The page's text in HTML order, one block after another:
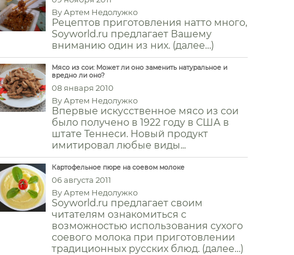
By Артем Недолужко
Рецептов приготовления натто много,
Soyworld.ru предлагает Вашему
вниманию один из них. (далее…)
Мясо из сои: Может ли оно заменить натуральное и
вредно ли оно?
08 января 2010
By Артем Недолужко
Впервые искусственное мясо из сои
было получено в 1922 году в США в
штате Теннеси. Новый продукт
имитировал любые виды...
Картофельное пюре на соевом молоке
06 августа 2011
By Артем Недолужко
Soyworld.ru предлагает своим
читателям ознакомиться с
возможностью использования сухого
соевого молока при приготовлении
традиционных русских блюд. (далее…)